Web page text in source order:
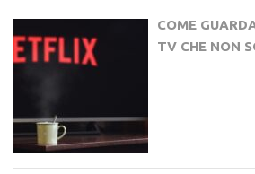
COME
TV CHE NON